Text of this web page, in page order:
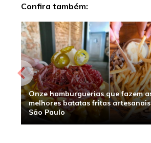
Confira também:
Onze hamburguerias que fazem
melhores batatas fritas
São Paulo